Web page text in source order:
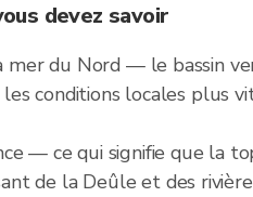
devez savoir
du Nord — le bassin
conditions locales plus
— ce qui signifie que la
de la Deûle et des